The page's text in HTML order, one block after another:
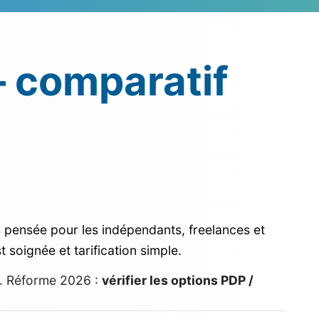
comparatif
pour les indépendants, freelances et
soignée et tarification simple.
2026 : vérifier les options PDP /